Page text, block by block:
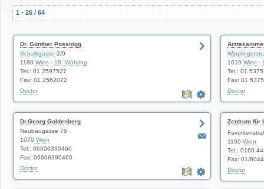
1 - 26 / 64
Dr. Günther Possnigg
Schalkgasse 2/9
1180 Wien - 18. Währing
Tel.: 01 2597527
Fax: 01 2562022
Doctor
1010 Wien -
Tel.: 01
Fax: 01
Doctor
Dr.Georg Goldenberg
Neubaugasse 76
1070 Wien
Tel.: 06606390460
Fax: 06606390460
Doctor
Zentrum für
Doz. Dr.
1100 Wien
Tel.: 0160
Fax: 01/
Doctor